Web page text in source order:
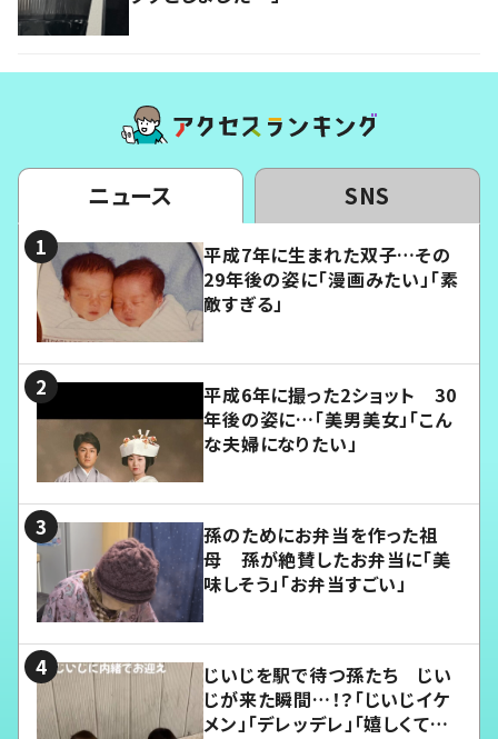
ニュース SNS
平成7年に生まれた双子…その
29年後の姿に「漫画みたい」「素
敵すぎる」
平成6年に撮った2ショット 30
年後の姿に…「美男美女」「こん
な夫婦になりたい」
孫のためにお弁当を作った祖
母 孫が絶賛したお弁当に「美
味しそう」「お弁当すごい」
じいじを駅で待つ孫たち じい
じが来た瞬間…！？「じいじイケ
メン」「デレッデレ」「嬉しくて可